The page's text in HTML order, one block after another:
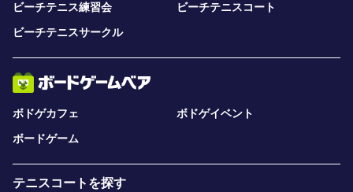
ビーチテニス練習会
ビーチテニスコート
ビーチテニスサークル
ボドゲカフェ
ボドゲイベント
ボードゲーム
テニスコートを探す